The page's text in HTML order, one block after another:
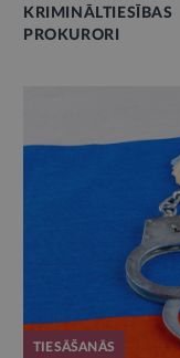
KRIMINĀLTIESĪBAS
PROKURORI
TIESĀŠANĀS